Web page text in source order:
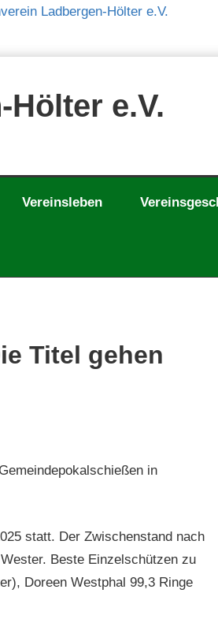
e.V.
Vereinsleben
Titel gehen
in
statt. Der Zwis­chen­stand nach
Beste Einzelschützen zu
Doreen West­phal 99,3 Ringe